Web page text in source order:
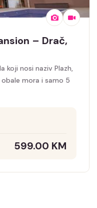
– Drač,
koji nosi naziv Plazh,
mora i samo 5
599.00 KM